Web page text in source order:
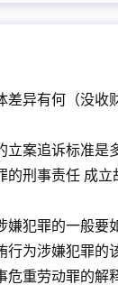
差异有何（没收
立案追诉标准是
的刑事责任 成立
嫌犯罪的一般要
行为涉嫌犯罪的
危重劳动罪的解